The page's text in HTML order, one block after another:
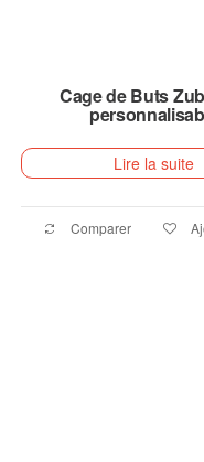
Cage de Buts
Lire la suite
Comparer